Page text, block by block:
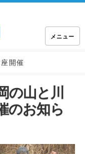
メニュー
開催
の山と川
のお知ら